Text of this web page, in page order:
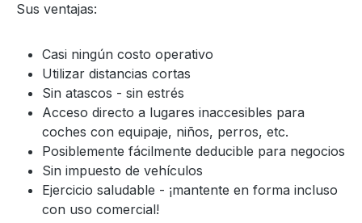
Sus ventajas:
Casi ningún costo operativo
Utilizar distancias cortas
Sin atascos - sin estrés
Acceso directo a lugares inaccesibles para
coches con equipaje, niños, perros, etc.
Posiblemente fácilmente deducible para negocios
Sin impuesto de vehículos
Ejercicio saludable - ¡mantente en forma incluso
con uso comercial!